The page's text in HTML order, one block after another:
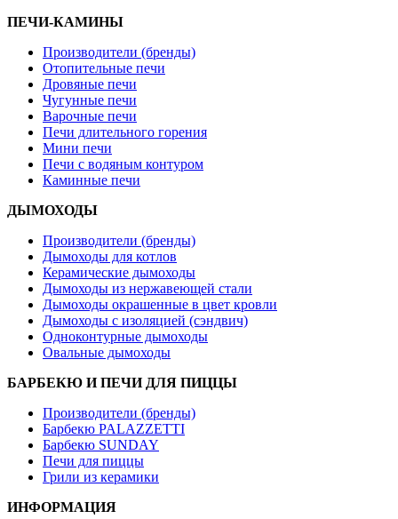
ПЕЧИ-КАМИНЫ
Производители (бренды)
Отопительные печи
Дровяные печи
Чугунные печи
Варочные печи
Печи длительного горения
Мини печи
Печи с водяным контуром
Каминные печи
ДЫМОХОДЫ
Производители (бренды)
Дымоходы для котлов
Керамические дымоходы
Дымоходы из нержавеющей стали
Дымоходы окрашенные в цвет кровли
Дымоходы с изоляцией (сэндвич)
Одноконтурные дымоходы
Овальные дымоходы
БАРБЕКЮ И ПЕЧИ ДЛЯ ПИЦЦЫ
Производители (бренды)
Барбекю PALAZZETTI
Барбекю SUNDAY
Печи для пиццы
Грили из керамики
ИНФОРМАЦИЯ